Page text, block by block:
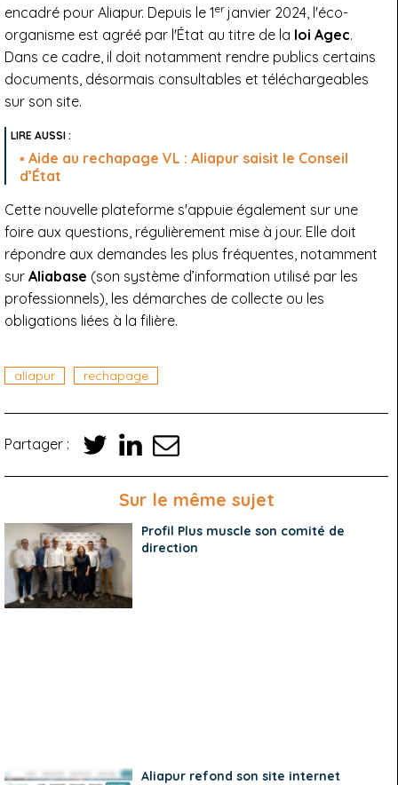
encadré pour Aliapur. Depuis le 1er janvier 2024, l'éco-
organisme est agréé par l'État au titre de la loi Agec.
Dans ce cadre, il doit notamment rendre publics certains
documents, désormais consultables et téléchargeables
sur son site.
Aide au rechapage VL : Aliapur saisit le Conseil
d’État
Cette nouvelle plateforme s'appuie également sur une
foire aux questions, régulièrement mise à jour. Elle doit
répondre aux demandes les plus fréquentes, notamment
sur Aliabase (son système d’information utilisé par les
professionnels), les démarches de collecte ou les
obligations liées à la filière.
aliapur rechapage
Partager :
Sur le même sujet
Profil Plus muscle son comité de
direction
Aliapur refond son site internet